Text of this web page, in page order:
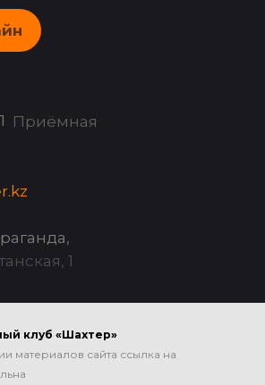
Приёмная
1
клуб «Шахтер»
материалов сайта ссылка на